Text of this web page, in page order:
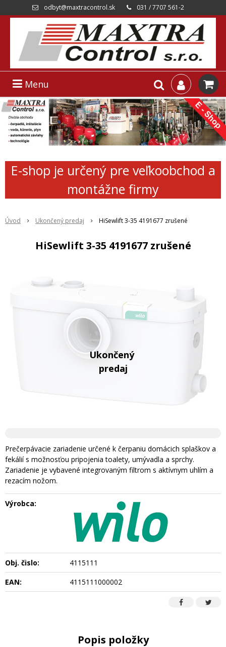
odbyt@maxtracontrol.sk 031 / 7707 561-2
Menu
E-shop je určený pre veľkoobchod a
montážne firmy
Úvod Ukončený predaj HiSewlift 3-35 4191677 zrušené
HiSewlift 3-35 4191677 zrušené
Prečerpávacie zariadenie určené k čerpaniu domácich splaškov a
fekálií s možnosťou pripojenia toalety, umývadla a sprchy.
Zariadenie je vybavené integrovaným filtrom s aktívnym uhlím a
rezacím nožom.
Výrobca:
Obj. čislo:
4115111
EAN:
4115111000002
Popis položky